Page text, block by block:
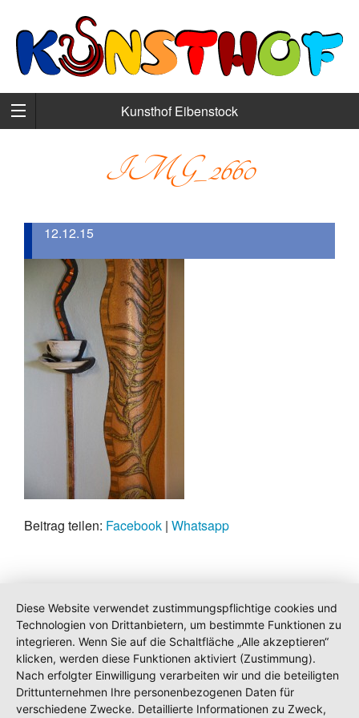
Kunsthof Eibenstock
IMG_2660
12.12.15
Beitrag teilen: Facebook | Whatsapp
Diese Website verwendet zustimmungspflichtige cookies und
Technologien von Drittanbietern, um bestimmte Funktionen zu
integrieren. Wenn Sie auf die Schaltfläche „Alle akzeptieren“
klicken, werden diese Funktionen aktiviert (Zustimmung).
Nach erfolgter Einwilligung verarbeiten wir und die beteiligten
Drittunternehmen Ihre personenbezogenen Daten für
verschiedene Zwecke. Detaillierte Informationen zu Zweck,